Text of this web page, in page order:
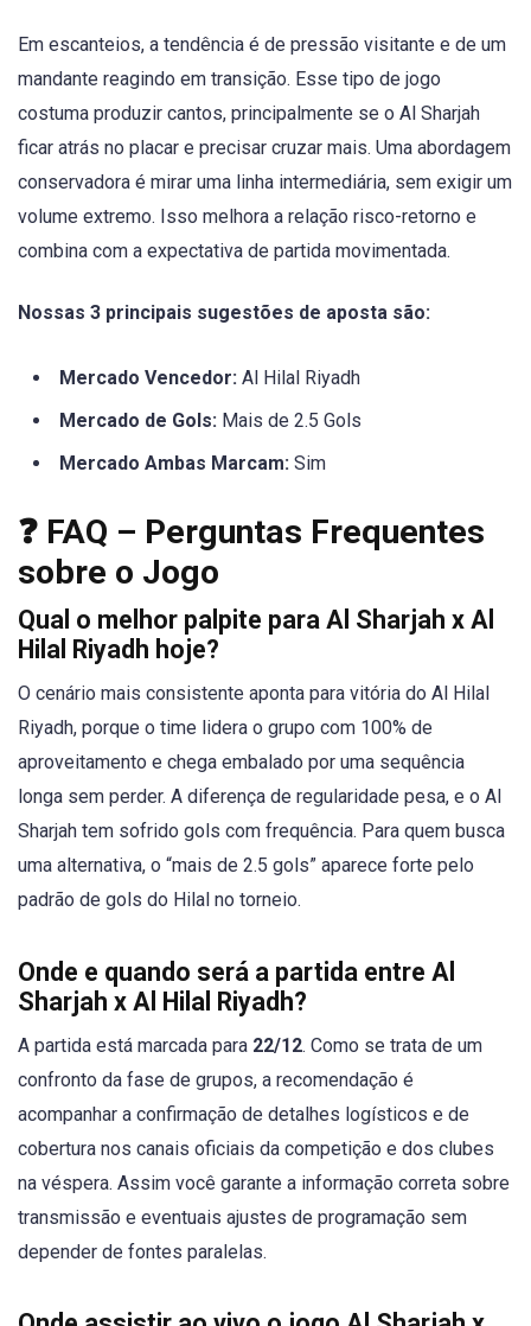
Em escanteios, a tendência é de pressão visitante e de um
mandante reagindo em transição. Esse tipo de jogo
costuma produzir cantos, principalmente se o Al Sharjah
ficar atrás no placar e precisar cruzar mais. Uma abordagem
conservadora é mirar uma linha intermediária, sem exigir um
volume extremo. Isso melhora a relação risco-retorno e
combina com a expectativa de partida movimentada.
Nossas 3 principais sugestões de aposta são:
Mercado Vencedor: Al Hilal Riyadh
Mercado de Gols: Mais de 2.5 Gols
Mercado Ambas Marcam: Sim
❓ FAQ – Perguntas Frequentes
sobre o Jogo
Qual o melhor palpite para Al Sharjah x Al
Hilal Riyadh hoje?
O cenário mais consistente aponta para vitória do Al Hilal
Riyadh, porque o time lidera o grupo com 100% de
aproveitamento e chega embalado por uma sequência
longa sem perder. A diferença de regularidade pesa, e o Al
Sharjah tem sofrido gols com frequência. Para quem busca
uma alternativa, o “mais de 2.5 gols” aparece forte pelo
padrão de gols do Hilal no torneio.
Onde e quando será a partida entre Al
Sharjah x Al Hilal Riyadh?
A partida está marcada para 22/12. Como se trata de um
confronto da fase de grupos, a recomendação é
acompanhar a confirmação de detalhes logísticos e de
cobertura nos canais oficiais da competição e dos clubes
na véspera. Assim você garante a informação correta sobre
transmissão e eventuais ajustes de programação sem
depender de fontes paralelas.